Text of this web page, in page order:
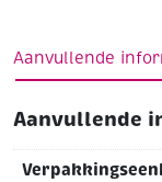
Aanvullende
Aanvullende